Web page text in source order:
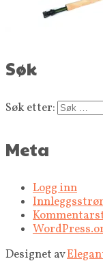
Søk
Søk etter:
Meta
Logg inn
Designet av